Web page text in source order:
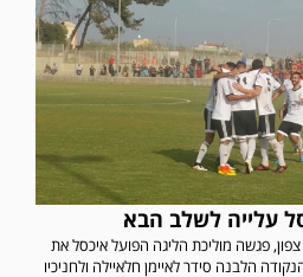
עלייה לשלב הבא
פגשה מוליכת הליגה הפועל איכסל את
הלבנה סידר לאיימן חלאיילה ולחניכיו